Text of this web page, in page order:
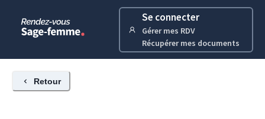
Se connecter
Gérer mes RDV
Récupérer mes documents
Retour